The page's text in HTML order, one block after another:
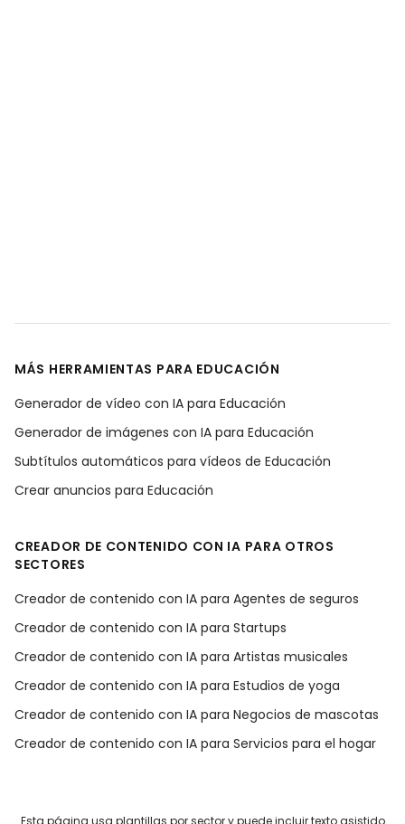
MÁS HERRAMIENTAS PARA EDUCACIÓN
Generador de vídeo con IA para Educación
Generador de imágenes con IA para Educación
Subtítulos automáticos para vídeos de Educación
Crear anuncios para Educación
CREADOR DE CONTENIDO CON IA PARA OTROS
SECTORES
Creador de contenido con IA para Agentes de seguros
Creador de contenido con IA para Startups
Creador de contenido con IA para Artistas musicales
Creador de contenido con IA para Estudios de yoga
Creador de contenido con IA para Negocios de mascotas
Creador de contenido con IA para Servicios para el hogar
Esta página usa plantillas por sector y puede incluir texto asistido